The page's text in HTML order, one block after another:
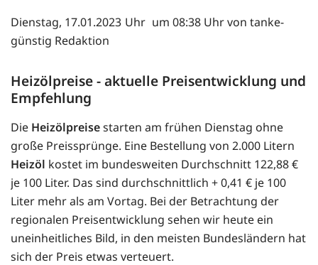
Dienstag, 17.01.2023
um 08:38 Uhr von tanke-
günstig Redaktion
Heizölpreise - aktuelle Preisentwicklung und
Empfehlung
Die Heizölpreisestarten am frühen Dienstag ohne
große Preissprünge. Eine Bestellung von 2.000 Litern
Heizöl kostet im bundesweiten Durchschnitt 122,88 €
je 100 Liter. Das sind durchschnittlich + 0,41 € je 100
Liter mehr als am Vortag. Bei der Betrachtung der
regionalen Preisentwicklung sehen wir heute ein
uneinheitliches Bild, in den meisten Bundesländern hat
sich der Preis etwas verteuert.